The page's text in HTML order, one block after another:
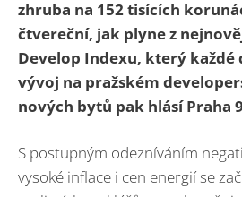
zhruba na 152 tisících
čtvereční, jak plyne z
Develop Indexu, který každé
vývoj na pražském
nových bytů pak hlásí Praha
S postupným odezníváním
vysoké inflace i cen energií se